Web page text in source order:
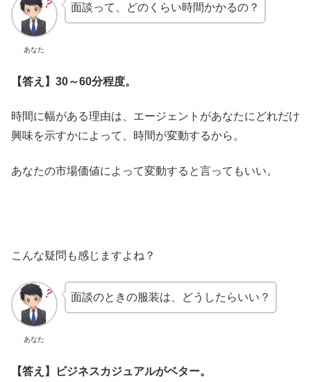
あなた
面談って、どのくらい時間かかるの？
【答え】30～60分程度。
時間に幅がある理由は、エージェントがあなたにどれだけ
興味を示すかによって、時間が変動するから。
あなたの市場価値によって変動すると言ってもいい。
こんな疑問も感じますよね？
あなた
面談のときの服装は、どうしたらいい？
【答え】ビジネスカジュアルがベター。